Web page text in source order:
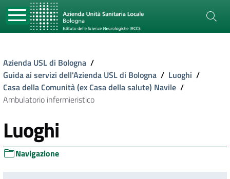
Azienda USL di Bologna /
Guida ai servizi dell'Azienda USL di Bologna / Luoghi /
Casa della Comunità (ex Casa della salute) Navile /
Ambulatorio infermieristico
Luoghi
Navigazione